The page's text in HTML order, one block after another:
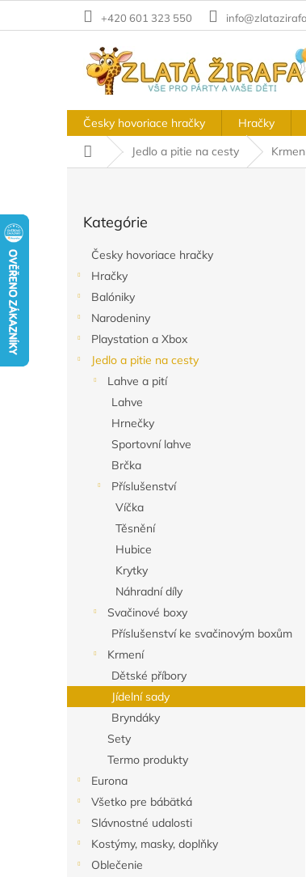
+420 601 323 550
Česky hovoriace hračky Hračky
DomovJedlo a pitie na cesty
kategórie
Kategórie
Česky hovoriace hračky
Hračky
Balóniky
Narodeniny
Playstation a Xbox
Jedlo a pitie na cesty
Lahve a pití
Lahve
Hrnečky
Sportovní lahve
Brčka
Příslušenství
Víčka
Těsnění
Hubice
Krytky
Náhradní díly
Svačinové boxy
Příslušenství ke svačinovým boxům
Krmení
Dětské příbory
Jídelní sady
Bryndáky
Sety
Termo produkty
Eurona
Všetko pre bábätká
Slávnostné udalosti
Kostýmy, masky, doplňky
Oblečenie